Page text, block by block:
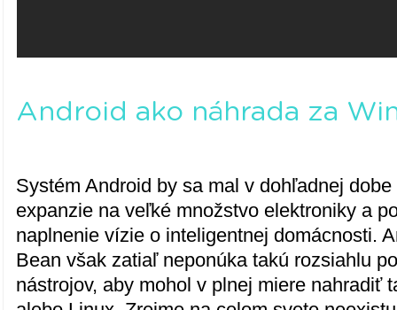
Android ako náhrada za
Systém Android by sa mal v dohľadnej
expanzie na veľké množstvo elektroniky a
naplnenie vízie o inteligentnej domácnosti.
Bean však zatiaľ neponúka takú rozsiahlu
nástrojov, aby mohol v plnej miere nahradiť